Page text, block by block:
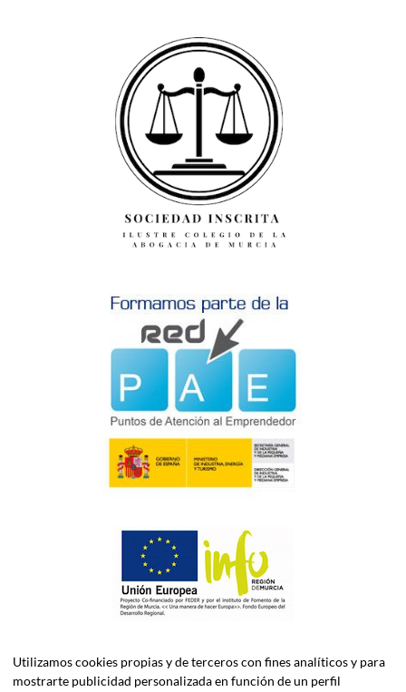
Utilizamos cookies propias y de terceros con fines analíticos y para
mostrarte publicidad personalizada en función de un perfil